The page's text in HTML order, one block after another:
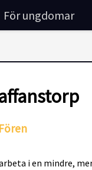
För ungdomar
i en mindre,